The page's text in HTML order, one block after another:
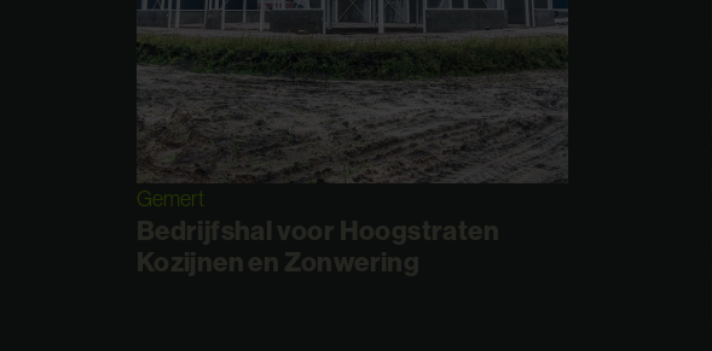
Gemert
Bedrijfshal voor Hoogstraten
Kozijnen en Zonwering